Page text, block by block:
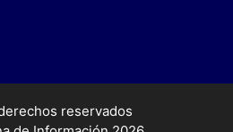
reservados